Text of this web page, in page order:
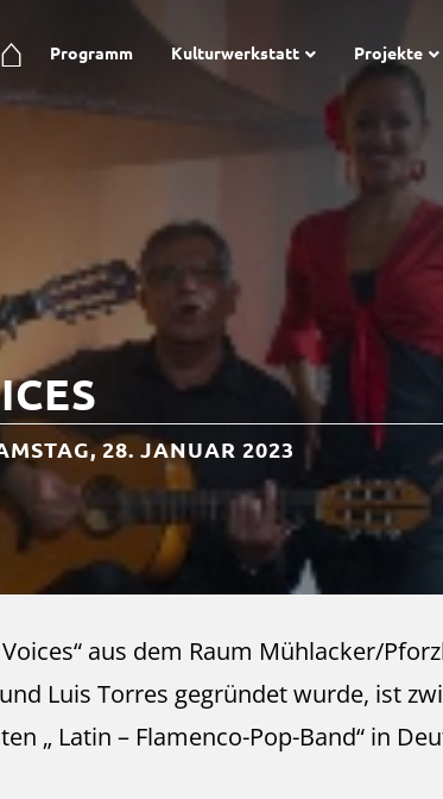
⌂ Programm Kulturwerkstatt Projekte
28. JANUAR 2023
aus dem Raum Mühlacker/
Luis Torres gegründet wurde, ist
„ Latin – Flamenco-Pop-Band“ in